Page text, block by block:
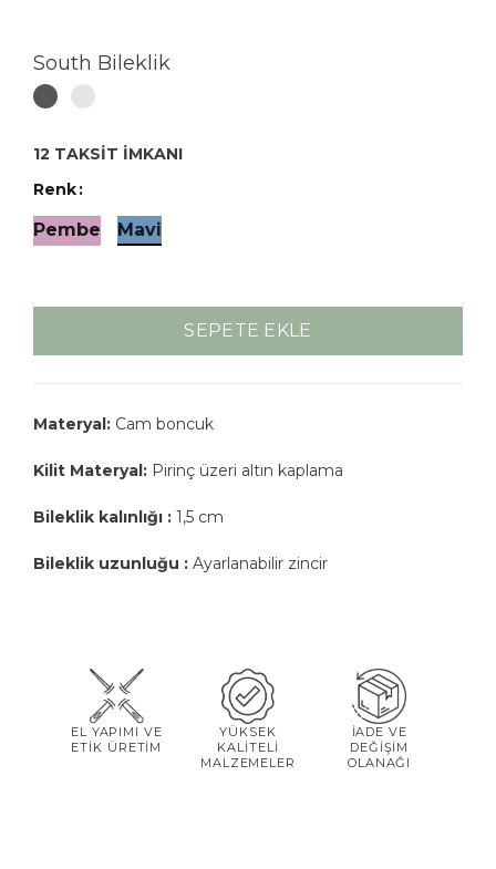
South Bileklik
12 TAKSİT İMKANI
Renk
Pembe Mavi
SEPETE EKLE
Materyal: Cam boncuk
Kilit Materyal: Pirinç üzeri altın kaplama
Bileklik kalınlığı : 1,5 cm
Bileklik uzunluğu : Ayarlanabilir zincir
EL YAPIMI VE
ETİK ÜRETİM
YÜKSEK
KALİTELİ
MALZEMELER
İADE VE
DEĞİŞİM
OLANAĞI